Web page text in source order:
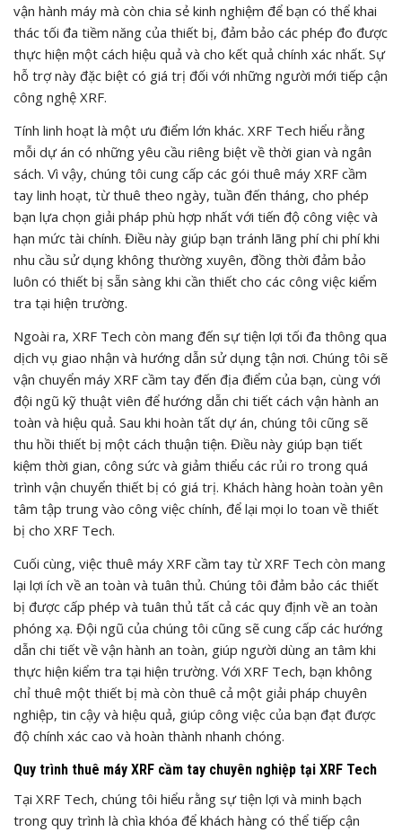
vận hành máy mà còn chia sẻ kinh nghiệm để bạn có thể khai
thác tối đa tiềm năng của thiết bị, đảm bảo các phép đo được
thực hiện một cách hiệu quả và cho kết quả chính xác nhất. Sự
hỗ trợ này đặc biệt có giá trị đối với những người mới tiếp cận
công nghệ XRF.
Tính linh hoạt là một ưu điểm lớn khác. XRF Tech hiểu rằng
mỗi dự án có những yêu cầu riêng biệt về thời gian và ngân
sách. Vì vậy, chúng tôi cung cấp các gói thuê máy XRF cầm
tay linh hoạt, từ thuê theo ngày, tuần đến tháng, cho phép
bạn lựa chọn giải pháp phù hợp nhất với tiến độ công việc và
hạn mức tài chính. Điều này giúp bạn tránh lãng phí chi phí khi
nhu cầu sử dụng không thường xuyên, đồng thời đảm bảo
luôn có thiết bị sẵn sàng khi cần thiết cho các công việc kiểm
tra tại hiện trường.
Ngoài ra, XRF Tech còn mang đến sự tiện lợi tối đa thông qua
dịch vụ giao nhận và hướng dẫn sử dụng tận nơi. Chúng tôi sẽ
vận chuyển máy XRF cầm tay đến địa điểm của bạn, cùng với
đội ngũ kỹ thuật viên để hướng dẫn chi tiết cách vận hành an
toàn và hiệu quả. Sau khi hoàn tất dự án, chúng tôi cũng sẽ
thu hồi thiết bị một cách thuận tiện. Điều này giúp bạn tiết
kiệm thời gian, công sức và giảm thiểu các rủi ro trong quá
trình vận chuyển thiết bị có giá trị. Khách hàng hoàn toàn yên
tâm tập trung vào công việc chính, để lại mọi lo toan về thiết
bị cho XRF Tech.
Cuối cùng, việc thuê máy XRF cầm tay từ XRF Tech còn mang
lại lợi ích về an toàn và tuân thủ. Chúng tôi đảm bảo các thiết
bị được cấp phép và tuân thủ tất cả các quy định về an toàn
phóng xạ. Đội ngũ của chúng tôi cũng sẽ cung cấp các hướng
dẫn chi tiết về vận hành an toàn, giúp người dùng an tâm khi
thực hiện kiểm tra tại hiện trường. Với XRF Tech, bạn không
chỉ thuê một thiết bị mà còn thuê cả một giải pháp chuyên
nghiệp, tin cậy và hiệu quả, giúp công việc của bạn đạt được
độ chính xác cao và hoàn thành nhanh chóng.
Quy trình thuê máy XRF cầm tay chuyên nghiệp tại XRF Tech
Tại XRF Tech, chúng tôi hiểu rằng sự tiện lợi và minh bạch
trong quy trình là chìa khóa để khách hàng có thể tiếp cận